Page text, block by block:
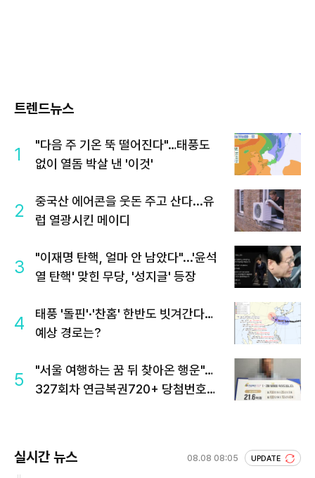
트렌드뉴스
1
"다음 주 기온 뚝 떨어진다"…태풍도
없이 열돔 박살 낸 '이것'
2
중국산 에어콘을 웃돈 주고 산다...유
럽 열광시킨 메이디
3
"이재명 탄핵, 얼마 안 남았다"...'윤석
열 탄핵' 맞힌 무당, '성지글' 등장
4
태풍 '돌핀'·'찬홈' 한반도 빗겨간다…
예상 경로는?
5
"서울 여행하는 꿈 뒤 찾아온 행운"…
327회차 연금복권720+ 당첨번호조
실시간 뉴스 08.08 08:05 UPDATE